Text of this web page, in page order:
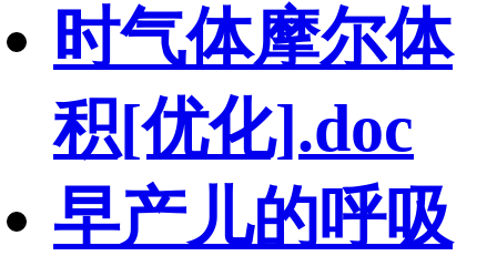
时气体摩尔体
积[优化].doc
早产儿的呼吸